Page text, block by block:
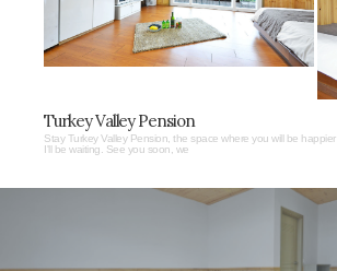
Turkey Valley Pension
Stay Turkey Valley Pension, the space where you will be happier
I'll be waiting. See you soon, we